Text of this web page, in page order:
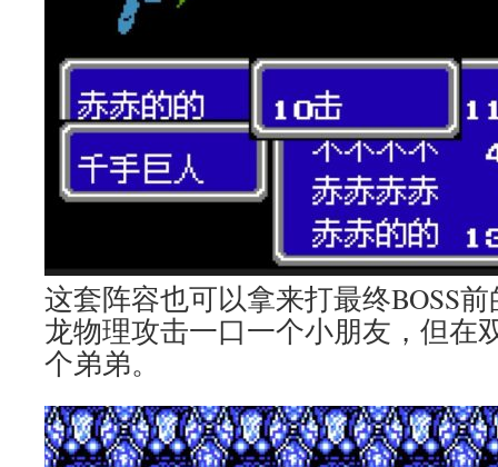
这套阵容也可以拿来打最终BOSS
龙物理攻击一口一个小朋友，但在
个弟弟。